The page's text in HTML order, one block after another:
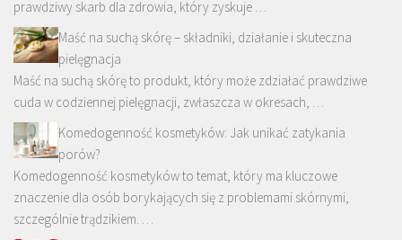
prawdziwy skarb dla zdrowia, który zyskuje …
Maść na suchą skórę – składniki, działanie i skuteczna
pielęgnacja
Maść na suchą skórę to produkt, który może zdziałać prawdziwe
cuda w codziennej pielęgnacji, zwłaszcza w okresach, …
Komedogenność kosmetyków: Jak unikać zatykania
porów?
Komedogenność kosmetyków to temat, który ma kluczowe
znaczenie dla osób borykających się z problemami skórnymi,
szczególnie trądzikiem. …